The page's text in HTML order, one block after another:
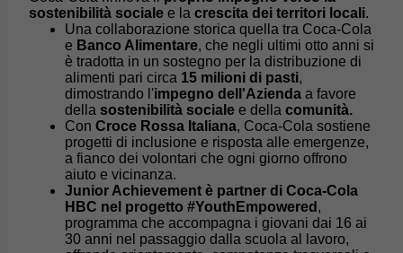
sostenibilità sociale e la crescita dei territori locali.
Una collaborazione storica quella tra Coca-Cola
e Banco Alimentare, che negli ultimi otto anni si
è tradotta in un sostegno per la distribuzione di
alimenti pari circa 15 milioni di pasti,
dimostrando l'impegno dell'Azienda a favore
della sostenibilità sociale e della comunità.
Con Croce Rossa Italiana, Coca-Cola sostiene
progetti di inclusione e risposta alle emergenze,
a fianco dei volontari che ogni giorno offrono
aiuto e vicinanza.
Junior Achievement è partner di Coca-Cola
HBC nel progetto #YouthEmpowered ,
programma che accompagna i giovani dai 16 ai
30 anni nel passaggio dalla scuola al lavoro,